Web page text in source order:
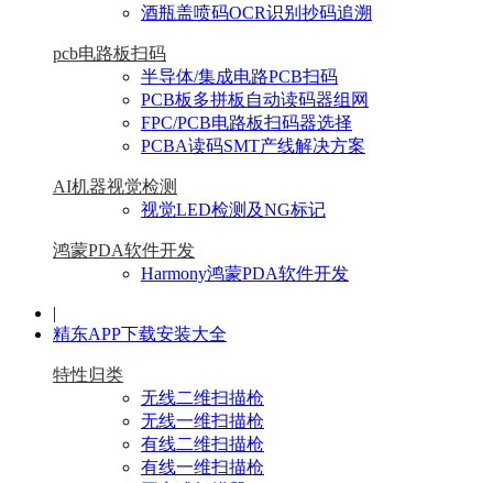
酒瓶盖喷码OCR识别抄码追溯
pcb电路板扫码
半导体/集成电路PCB扫码
PCB板多拼板自动读码器组网
FPC/PCB电路板扫码器选择
PCBA读码SMT产线解决方案
AI机器视觉检测
视觉LED检测及NG标记
鸿蒙PDA软件开发
Harmony鸿蒙PDA软件开发
|
精东APP下载安装大全
特性归类
无线二维扫描枪
无线一维扫描枪
有线二维扫描枪
有线一维扫描枪